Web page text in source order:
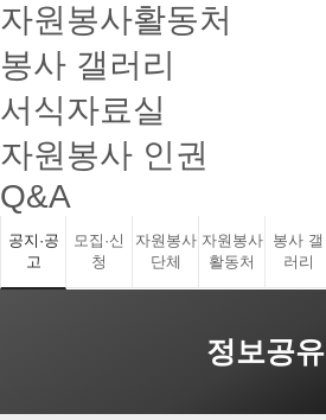
자원봉사활동처
봉사 갤러리
서식자료실
자원봉사 인권
Q&A
공지·공
고
모집·신
청
자원봉사
단체
자원봉사
활동처
봉사 갤
러리
정보공유